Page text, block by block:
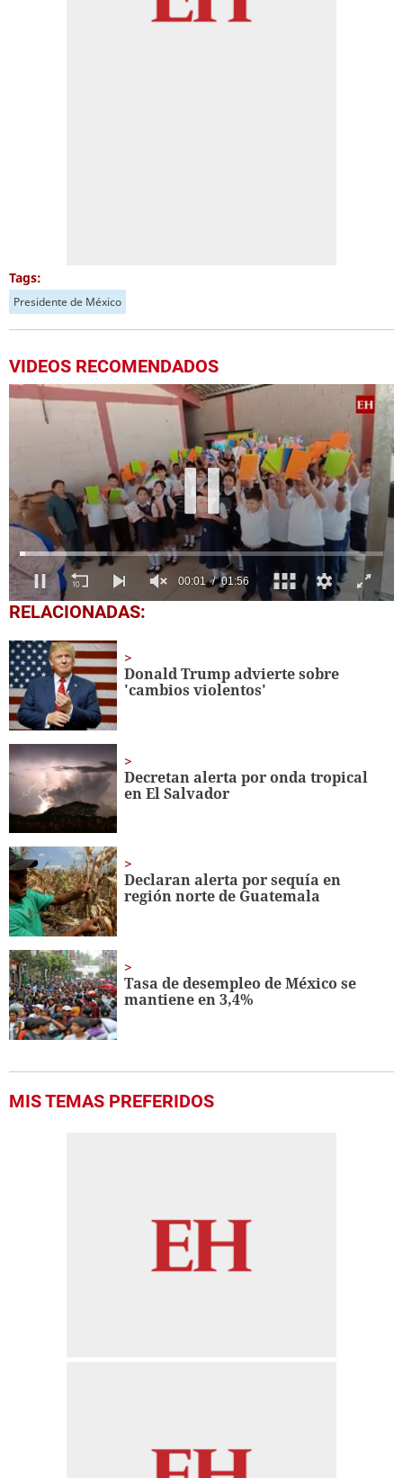
Tags:
Presidente de México
VIDEOS RECOMENDADOS
0
seconds
1
minute,
56
seconds
RELACIONADAS:
Donald Trump advierte sobre
'cambios violentos'
Decretan alerta por onda tropical
en El Salvador
Declaran alerta por sequía en
región norte de Guatemala
Tasa de desempleo de México se
mantiene en 3,4%
MIS TEMAS PREFERIDOS